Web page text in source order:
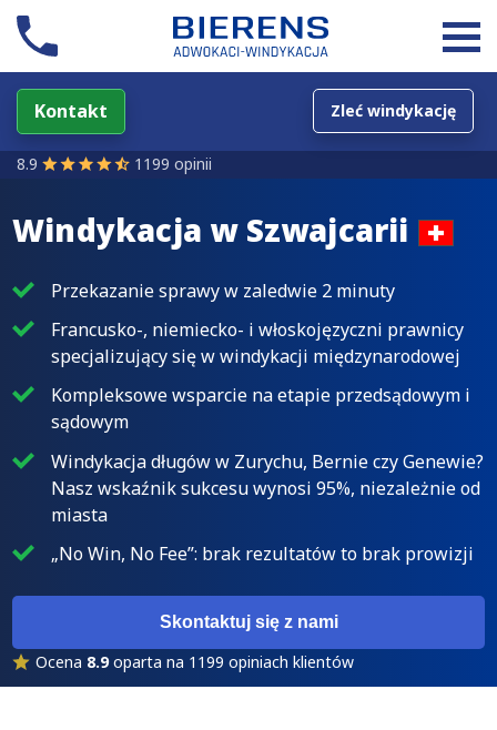
Kontakt Zleć windykację
8.9 1199 opinii
Windykacja w Szwajcarii
Przekazanie sprawy w zaledwie 2 minuty
Francusko-, niemiecko- i włoskojęzyczni prawnicy
specjalizujący się w windykacji międzynarodowej
Kompleksowe wsparcie na etapie przedsądowym i
sądowym
Windykacja długów w Zurychu, Bernie czy Genewie?
Nasz wskaźnik sukcesu wynosi 95%, niezależnie od
miasta
„No Win, No Fee”: brak rezultatów to brak prowizji
Skontaktuj się z nami
Ocena 8.9oparta na 1199 opiniach klientów